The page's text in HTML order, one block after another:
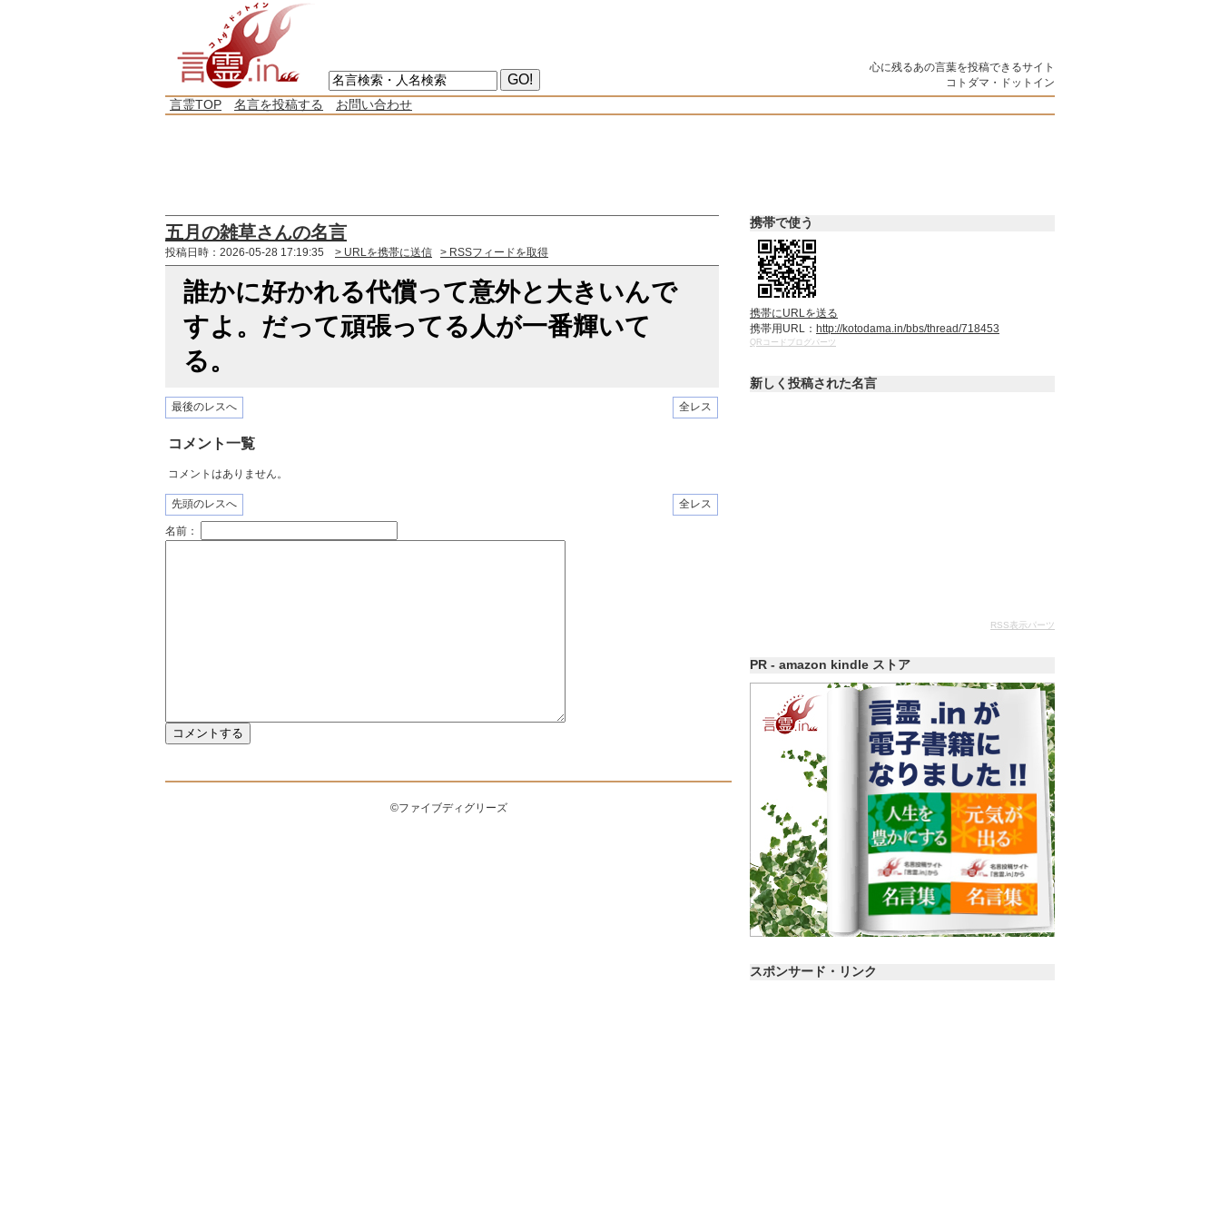
心に残るあの言葉を投稿できるサイト
コトダマ・ドットイン
言霊TOP 名言を投稿する お問い合わせ
五月の雑草さんの名言
投稿日時：2026-05-28 17:19:35 > URLを携帯に送信 > RSSフィードを取得
誰かに好かれる代償って意外と大きいんで
すよ。だって頑張ってる人が一番輝いて
る。
最後のレスへ 全レス
コメント一覧
コメントはありません。
先頭のレスへ 全レス
名前：
©ファイブディグリーズ
携帯で使う
携帯にURLを送る
携帯用URL： http://kotodama.in/bbs/thread/718453
QRコードブログパーツ
新しく投稿された名言
RSS表示パーツ
PR - amazon kindle ストア
スポンサード・リンク